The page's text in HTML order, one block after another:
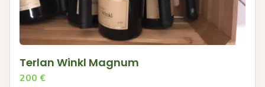
Terlan Winkl Magnum
200 €